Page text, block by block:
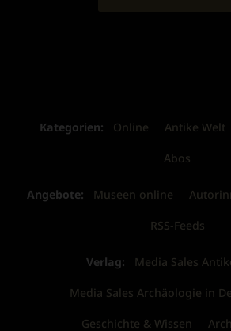
Kategorien: Online Antike Welt
Abos
Angebote: Museen online
RSS-Feeds
Verlag: Media Sales
Media Sales Archäologie in
Geschichte & Wissen